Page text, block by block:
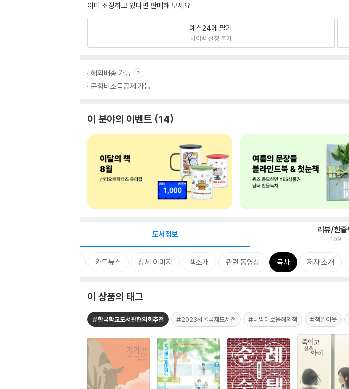
이미 소장하고 있다면 판매해 보세요.
예스24에 팔기
바이백 신청 불가
해외배송 가능
문화비소득공제 가능
이 분야의 이벤트 14
도서정보 리뷰/한줄
109
카드뉴스 상세 이미지 책소개 관련 동영상 목차 저자 소개
이 상품의 태그
#한국학교도서관협의회추천 #2023서울국제도서전 #내맘대로올해의책 #책읽아웃